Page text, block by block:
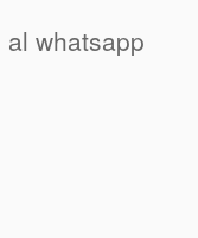
al whatsapp